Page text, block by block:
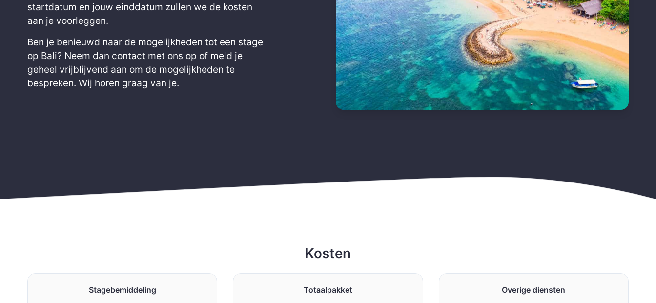
startdatum en jouw einddatum zullen we de kosten
aan je voorleggen.
Ben je benieuwd naar de mogelijkheden tot een stage
op Bali? Neem dan contact met ons op of meld je
geheel vrijblijvend aan om de mogelijkheden te
bespreken. Wij horen graag van je.
Kosten
Stagebemiddeling Totaalpakket Overige diensten